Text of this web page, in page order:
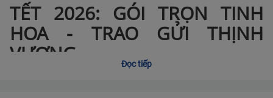
TẾT 2026: GÓI TRỌN TINH
HOA - TRAO GỬI THỊNH
VƯỢNG
Đọc tiếp